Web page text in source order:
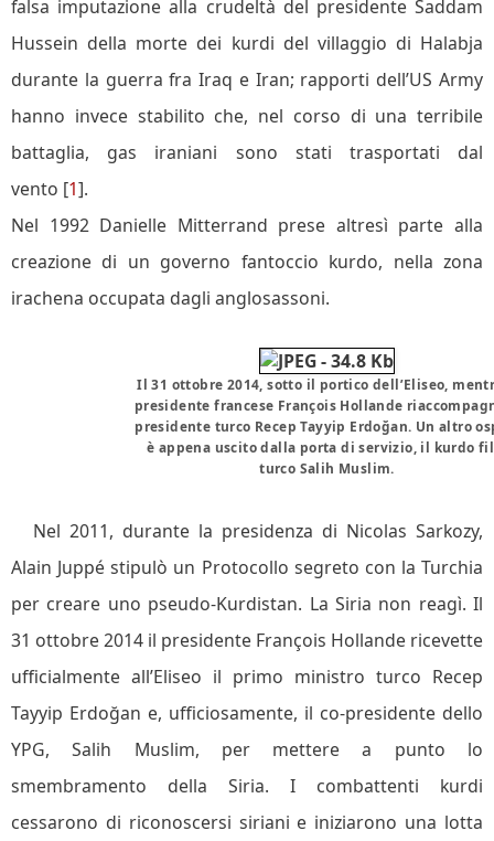
falsa imputazione alla crudeltà del presidente Saddam
Hussein della morte dei kurdi del villaggio di Halabja
durante la guerra fra Iraq e Iran; rapporti dell’US Army
hanno invece stabilito che, nel corso di una terribile
battaglia, gas iraniani sono stati trasportati dal
vento [1].
Nel 1992 Danielle Mitterrand prese altresì parte alla
creazione di un governo fantoccio kurdo, nella zona
irachena occupata dagli anglosassoni.
Il 31 ottobre 2014, sotto il portico dell’Eliseo,
presidente francese François Hollande
presidente turco Recep Tayyip Erdoğan. Un altro
è appena uscito dalla porta di servizio, il kurdo
turco Salih Muslim.
Nel 2011, durante la presidenza di Nicolas Sarkozy,
Alain Juppé stipulò un Protocollo segreto con la Turchia
per creare uno pseudo-Kurdistan. La Siria non reagì. Il
31 ottobre 2014 il presidente François Hollande ricevette
ufficialmente all’Eliseo il primo ministro turco Recep
Tayyip Erdoğan e, ufficiosamente, il co-presidente dello
YPG, Salih Muslim, per mettere a punto lo
smembramento della Siria. I combattenti kurdi
cessarono di riconoscersi siriani e iniziarono una lotta